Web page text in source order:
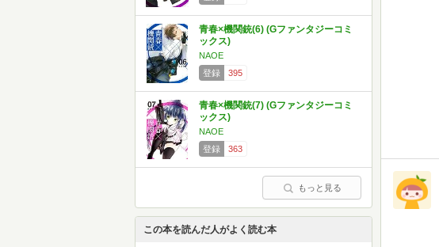
青春×機関銃(6) (Gファンタジーコミ
ックス)
NAOE
登録
395
青春×機関銃(7) (Gファンタジーコミ
ックス)
NAOE
登録
363
もっと見る
この本を読んだ人がよく読む本